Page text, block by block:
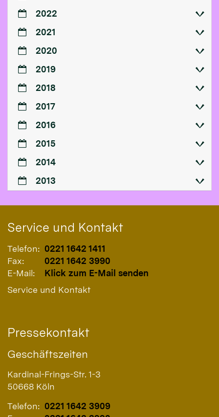
2022
2021
2020
2019
2018
2017
2016
2015
2014
2013
Service und Kontakt
Telefon: 0221 1642 1411
Fax:
0221 1642 3990
E-Mail:
Klick zum E-Mail senden
Service und Kontakt
Pressekontakt
Geschäftszeiten
Kardinal-Frings-Str. 1-3
50668 Köln
Telefon: 0221 1642 3909